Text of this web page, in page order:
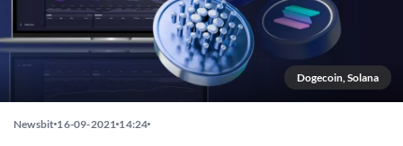
Dogecoin, Solana
Newsbit 16-09-2021 14:24